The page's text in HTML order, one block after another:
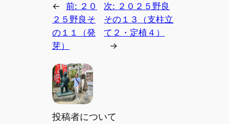
← 前: ２０
２５野良そ
の１１（発
芽）
次: ２０２５野良
その１３（支柱立
て２・定植４）
→
投稿者について